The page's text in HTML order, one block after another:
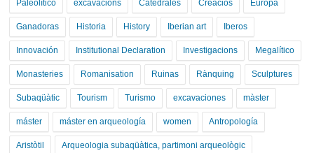
Paleolítico excavacions Catedrales Creacios Europa
Ganadoras Historia History Iberian art Iberos
Innovación Institutional Declaration Investigacions Megalítico
Monasteries Romanisation Ruinas Rànquing Sculptures
Subaqüàtic Tourism Turismo excavaciones màster
máster máster en arqueología women Antropología
Aristòtil Arqueologia subaqüàtica, partimoni arqueològic